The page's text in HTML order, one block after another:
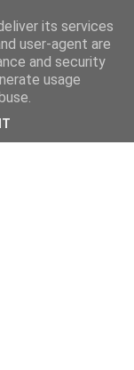
its services
user-agent are
and security
usage